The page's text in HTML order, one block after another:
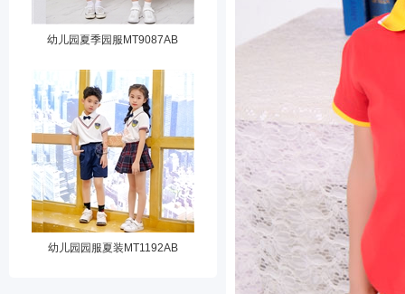
幼儿园夏季园服MT9087AB
幼儿园园服夏装MT1192AB